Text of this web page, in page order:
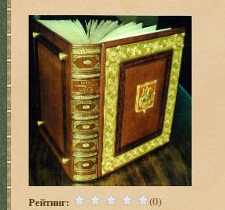
Рейтинг: (0)